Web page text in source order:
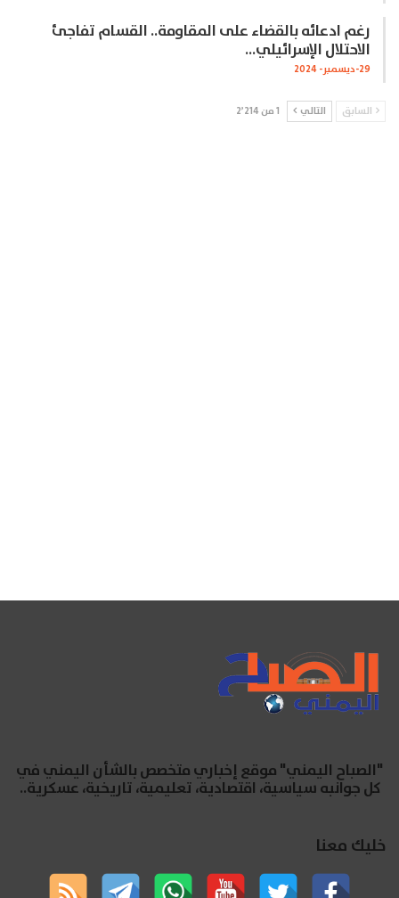
رغم ادعائه بالقضاء على المقاومة.. القسام تفاجئ
الاحتلال الإسرائيلي…
29-ديسمبر- 2024
السابق التالي 1 من 2٬214
"الصباح اليمني" موقع إخباري متخصص بالشأن اليمني في
كل جوانبه سياسية، اقتصادية، تعليمية، تاريخية، عسكرية..
خليك معنا